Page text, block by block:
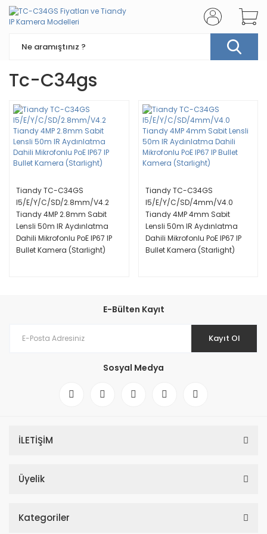
Tc-C34gs
Tiandy TC-C34GS
I5/E/Y/C/SD/2.8mm/V4.2
Tiandy 4MP 2.8mm Sabit
Lensli 50m IR Aydınlatma
Dahili Mikrofonlu PoE IP67 IP
Bullet Kamera (Starlight)
Tiandy TC-C34GS
I5/E/Y/C/SD/4mm/V4.0
Tiandy 4MP 4mm Sabit
Lensli 50m IR Aydınlatma
Dahili Mikrofonlu PoE IP67 IP
Bullet Kamera (Starlight)
E-Bülten Kayıt
Kayıt Ol
Sosyal Medya
İLETİŞİM
Üyelik
Kategoriler